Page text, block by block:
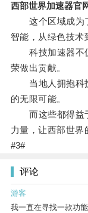
西部世界加速器官
这个区域成为了
智能，从绿色技术
科技加速器不仅
荣做出贡献。
当地人拥抱科技
的无限可能。
而这些都得益于
力量，让西部世界
#3#
评论
游客
我一直在寻找一款功